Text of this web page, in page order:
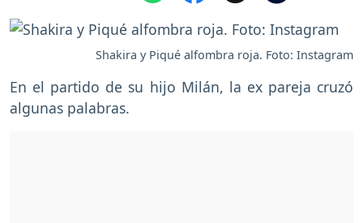
Shakira y Piqué alfombra roja. Foto: Instagram
En el partido de su hijo Milán, la ex pareja cruzó
algunas palabras.